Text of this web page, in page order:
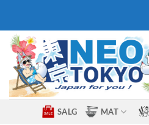
content
SALG MAT